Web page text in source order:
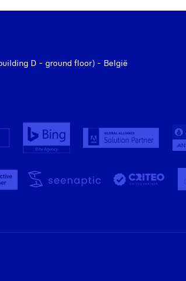
D - ground floor) - België